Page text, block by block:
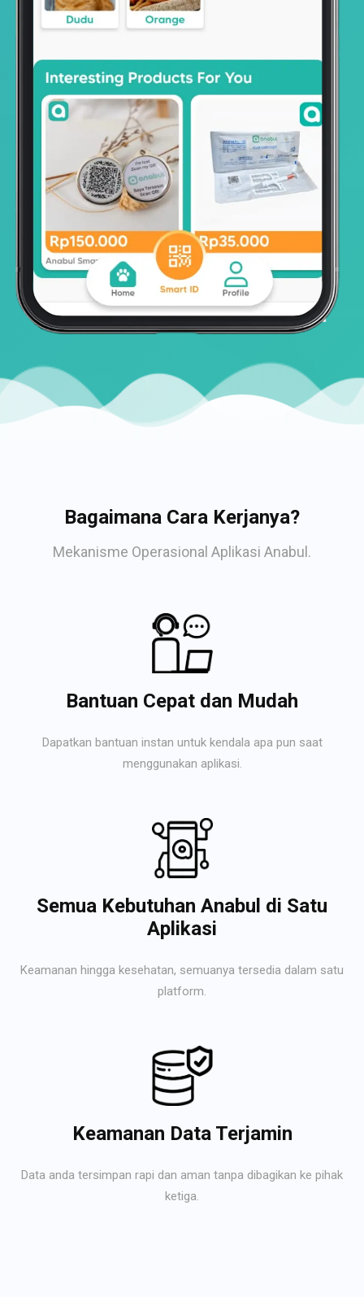
Bagaimana Cara Kerjanya?
Mekanisme Operasional Aplikasi Anabul.
Bantuan Cepat dan Mudah
Dapatkan bantuan instan untuk kendala apa pun saat
menggunakan aplikasi.
Semua Kebutuhan Anabul di Satu
Aplikasi
Keamanan hingga kesehatan, semuanya tersedia dalam satu
platform.
Keamanan Data Terjamin
Data anda tersimpan rapi dan aman tanpa dibagikan ke pihak
ketiga.